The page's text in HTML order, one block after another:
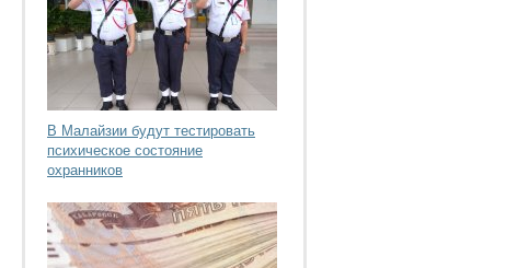
В Малайзии будут тестировать
психическое состояние
охранников